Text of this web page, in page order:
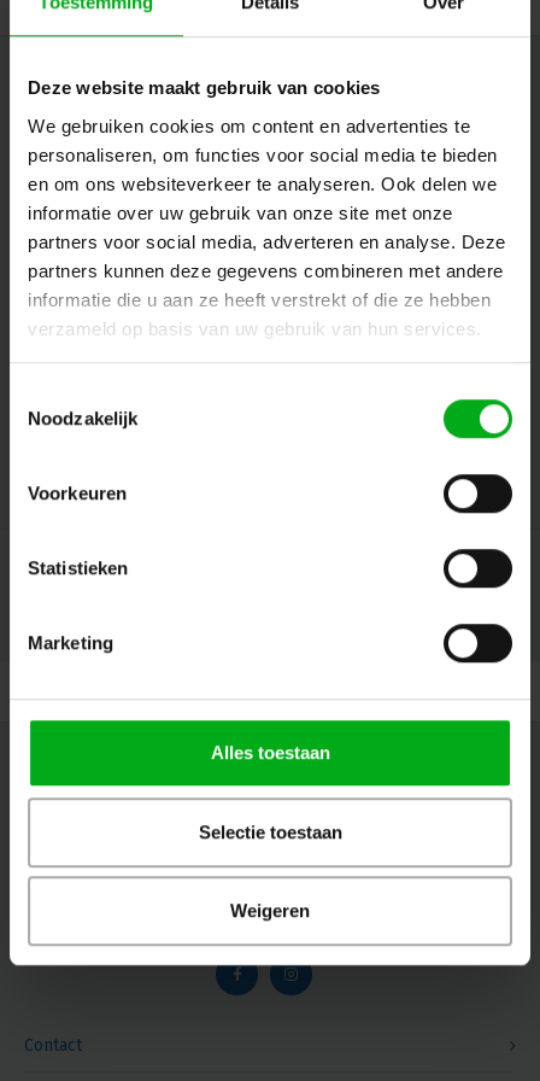
Deze website maakt gebruik van cookies
We gebruiken cookies om content en advertenties te
personaliseren, om functies voor social media te bieden
en om ons websiteverkeer te analyseren. Ook delen we
informatie over uw gebruik van onze site met onze
partners voor social media, adverteren en analyse. Deze
partners kunnen deze gegevens combineren met andere
informatie die u aan ze heeft verstrekt of die ze hebben
verzameld op basis van uw gebruik van hun services.
Noodzakelijk
Voorkeuren
Statistieken
Marketing
Alles toestaan
Selectie toestaan
Weigeren
Contact
Nieuwsbrief
Ontvang de laatste updates, nieuws en aanbiedingen via email
Volg ons
Klantenservice
© Copyright 2026 Megalight sa/nv - Theme by Shopmonkey
Contact
Volg ons